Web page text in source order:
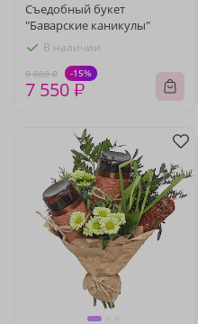
Съедобный букет
"Баварские каникулы"
В наличии
8 880 ₽ -15%
7 550 ₽